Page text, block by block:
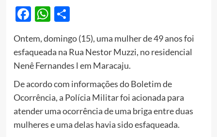
Facebook
WhatsApp
Share
Ontem, domingo (15), uma mulher de 49 anos foi
esfaqueada na Rua Nestor Muzzi, no residencial
Nenê Fernandes l em Maracaju.
De acordo com informações do Boletim de
Ocorrência, a Polícia Militar foi acionada para
atender uma ocorrência de uma briga entre duas
mulheres e uma delas havia sido esfaqueada.